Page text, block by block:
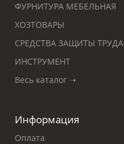
ФУРНИТУРА МЕБЕЛЬНАЯ
ХОЗТОВАРЫ
СРЕДСТВА ЗАЩИТЫ ТРУДА
ИНСТРУМЕНТ
Весь каталог ➝
Информация
Оплата